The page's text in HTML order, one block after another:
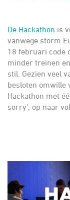
De Hackathon is
vanwege storm
18 februari code
minder treinen
stil. Gezien veel
besloten omwille
Hackathon met
sorry’, op naar